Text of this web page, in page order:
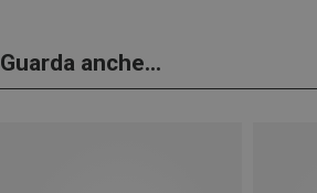
Guarda anche...